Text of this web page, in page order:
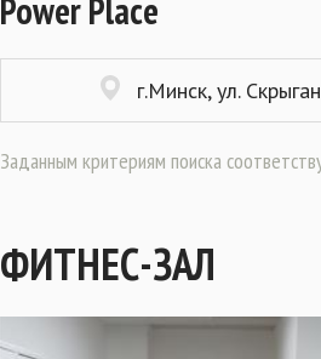
Power Place
г.Минск, ул.
Заданным критериям поиска
ФИТНЕС-ЗАЛ